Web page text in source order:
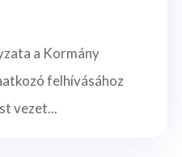
a Kormány
felhívásához
vezet...